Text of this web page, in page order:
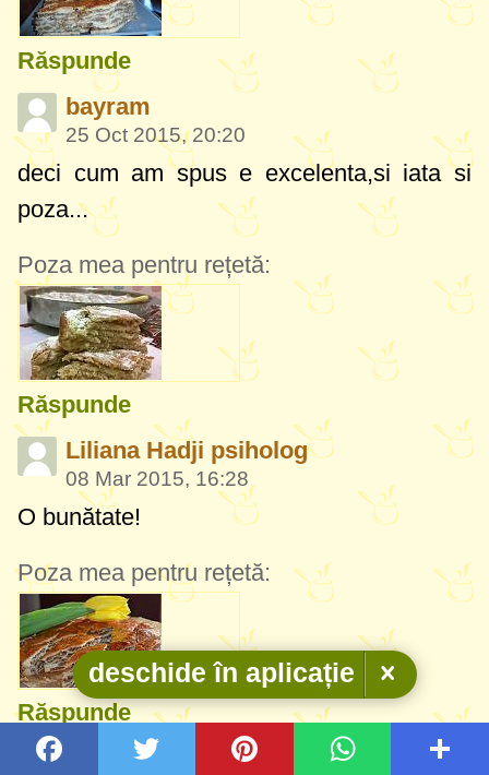
Răspunde
bayram
25 Oct 2015, 20:20
deci cum am spus e excelenta,si iata si
poza...
Poza mea pentru rețetă:
Răspunde
Liliana Hadji psiholog
08 Mar 2015, 16:28
O bunătate!
Poza mea pentru rețetă:
Răspunde
Thomas
deschide în aplicație